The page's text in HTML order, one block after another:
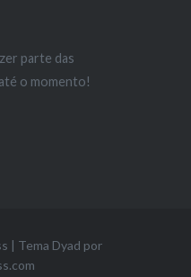
parte das
o momento!
| Tema Dyad por